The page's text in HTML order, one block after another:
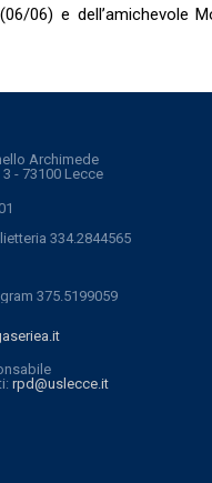
06) e dell’amichevole
Archimede
- 73100 Lecce
334.2844565
375.5199059
rpd@uslecce.it